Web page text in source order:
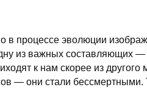
в процессе эволюции
из важных составляющих —
к нам скорее из
— они стали бессмертными.